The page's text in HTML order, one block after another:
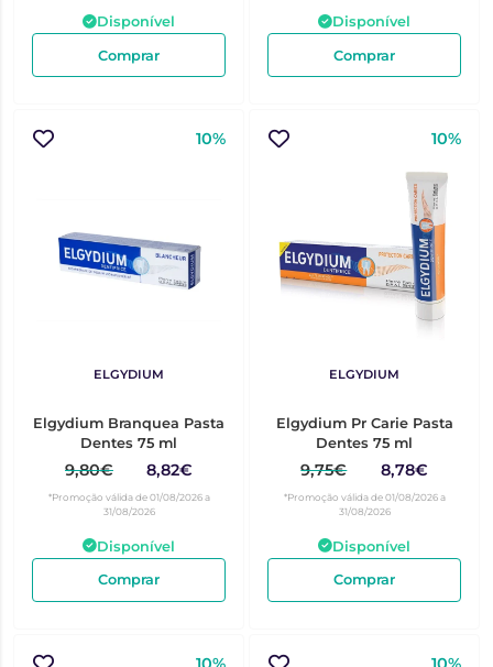
Disponível
Comprar
Disponível
Comprar
10%
ELGYDIUM
Elgydium Branquea Pasta
Dentes 75 ml
9,80€ 8,82€
*Promoção válida de 01/08/2026 a
31/08/2026
Disponível
Comprar
10%
ELGYDIUM
Elgydium Pr Carie Pasta
Dentes 75 ml
9,75€ 8,78€
*Promoção válida de 01/08/2026 a
31/08/2026
Disponível
Comprar